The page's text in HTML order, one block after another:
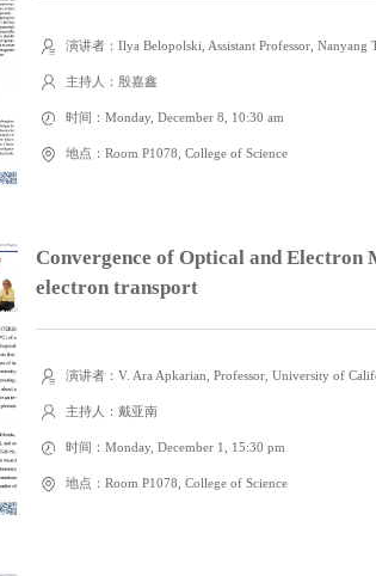
演讲者：Ilya Belopolski, Assistant Professor, Nanyang
主持人：殷嘉鑫
时间：Monday, December 8, 10:30 am
地点：Room P1078, College of Science
Convergence of Optical and Electron
electron transport
演讲者：V. Ara Apkarian, Professor, University of
主持人：戴亚南
时间：Monday, December 1, 15:30 pm
地点：Room P1078, College of Science